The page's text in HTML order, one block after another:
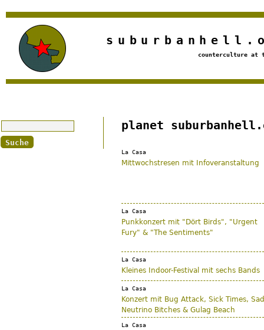
Jump to navigation
counterculture at
planet
La Casa
Mittwochstresen mit Infoveranstaltung
La Casa
Punkkonzert mit "Dört Birds", "Urgent
Fury" & "The Sentiments"
La Casa
Kleines Indoor-Festival mit sechs Bands
La Casa
Konzert mit Bug Attack, Sick Times, Sad
Neutrino Bitches & Gulag Beach
La Casa
Suche